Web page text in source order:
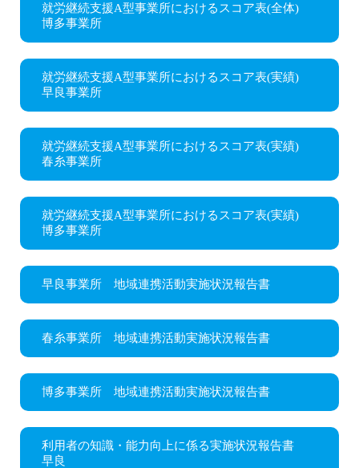
就労継続支援A型事業所におけるスコア表(全体)
博多事業所
就労継続支援A型事業所におけるスコア表(実績)
早良事業所
就労継続支援A型事業所におけるスコア表(実績)
春糸事業所
就労継続支援A型事業所におけるスコア表(実績)
博多事業所
早良事業所 地域連携活動実施状況報告書
春糸事業所 地域連携活動実施状況報告書
博多事業所 地域連携活動実施状況報告書
利用者の知識・能力向上に係る実施状況報告書
早良